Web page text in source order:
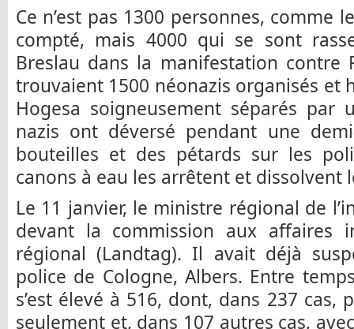
Ce n’est pas 1300 personnes, comme
compté, mais 4000 qui se sont
Breslau dans la manifestation contre
trouvaient 1500 néonazis organisés et
Hogesa soigneusement séparés par
nazis ont déversé pendant une
bouteilles et des pétards sur les
canons à eau les arrêtent et dissolvent
Le 11 janvier, le ministre régional de
devant la commission aux affaires
régional (Landtag). Il avait déjà
police de Cologne, Albers. Entre
s’est élevé à 516, dont, dans 237
seulement et, dans 107 autres cas,